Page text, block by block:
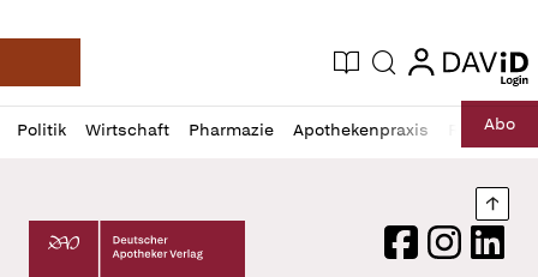
Deutsche Apotheker Zeitung
Aktuelle Ausgabe
Suche login
login
Politik Wirtschaft Pharmazie Apothekenpraxis RechtAbo
Profil
öffnen
Daz
Pur
Deutscher Apotheker Verlag Logo
FacebookInstagram